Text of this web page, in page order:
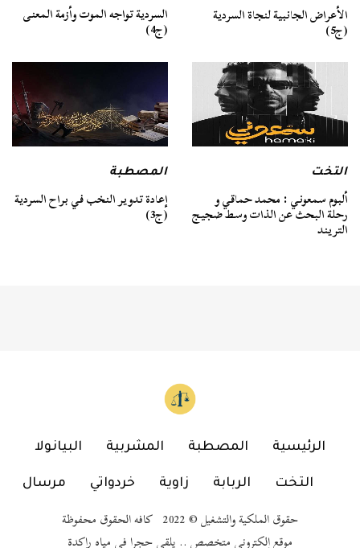
الأعراض الجانبية لنجاة السردية
(ج5)
السردية تواجه الموت وأزمة المعنى
(ج4)
التخت
ألبوم سمعوني : محمد حماقي و
رحلة البحث عن الذات وسط ضجيج
التريند
المصطبة
إعادة تدوير النخب في براح السردية
(ج3)
الرئيسية المصطبة المشربية البيانولا
التخت الربابة زاوية خردواتي مرسال
حقوق الملكية والتشغيل © 2022 كافه الحقوق محفوظة
موقع إلكتروني متخصص .. يلقي حجرا في مياه راكدة